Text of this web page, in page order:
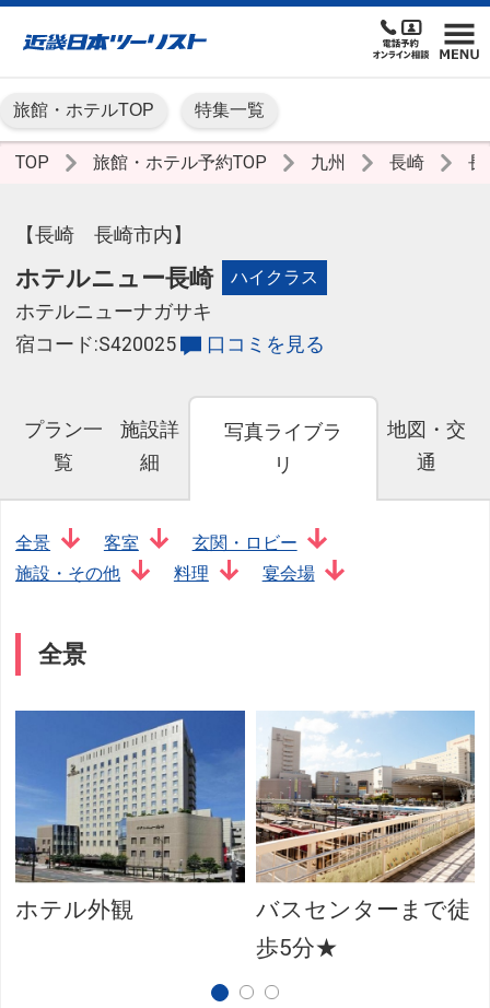
旅館・ホテルTOP 特集一覧
TOP 旅館・ホテル予約TOP 九州 長崎
【長崎 長崎市内】
ホテルニュー長崎 ハイクラス
ホテルニューナガサキ
宿コード:S420025
口コミを見る
プラン一
覧
施設詳
細
写真ライブラ
リ
地図・交
通
全景 客室
玄関・ロビー
施設・その他
料理 宴会場
全景
ホテル外観
バスセンターまで徒
歩5分★